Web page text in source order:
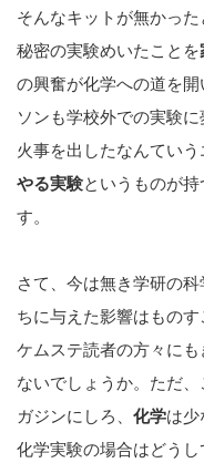
そんなキットが無かっ
秘密の実験めいたことを
の興奮が化学への道を
ソンも学校外での実験
火事を出したなんていう
やる実験というものが
す。
さて、今は無き学研の
ちに与えた影響はものす
ケムステ読者の方々に
ないでしょうか。ただ
ガジンにしろ、 化学は少
化学実験の場合はどうし